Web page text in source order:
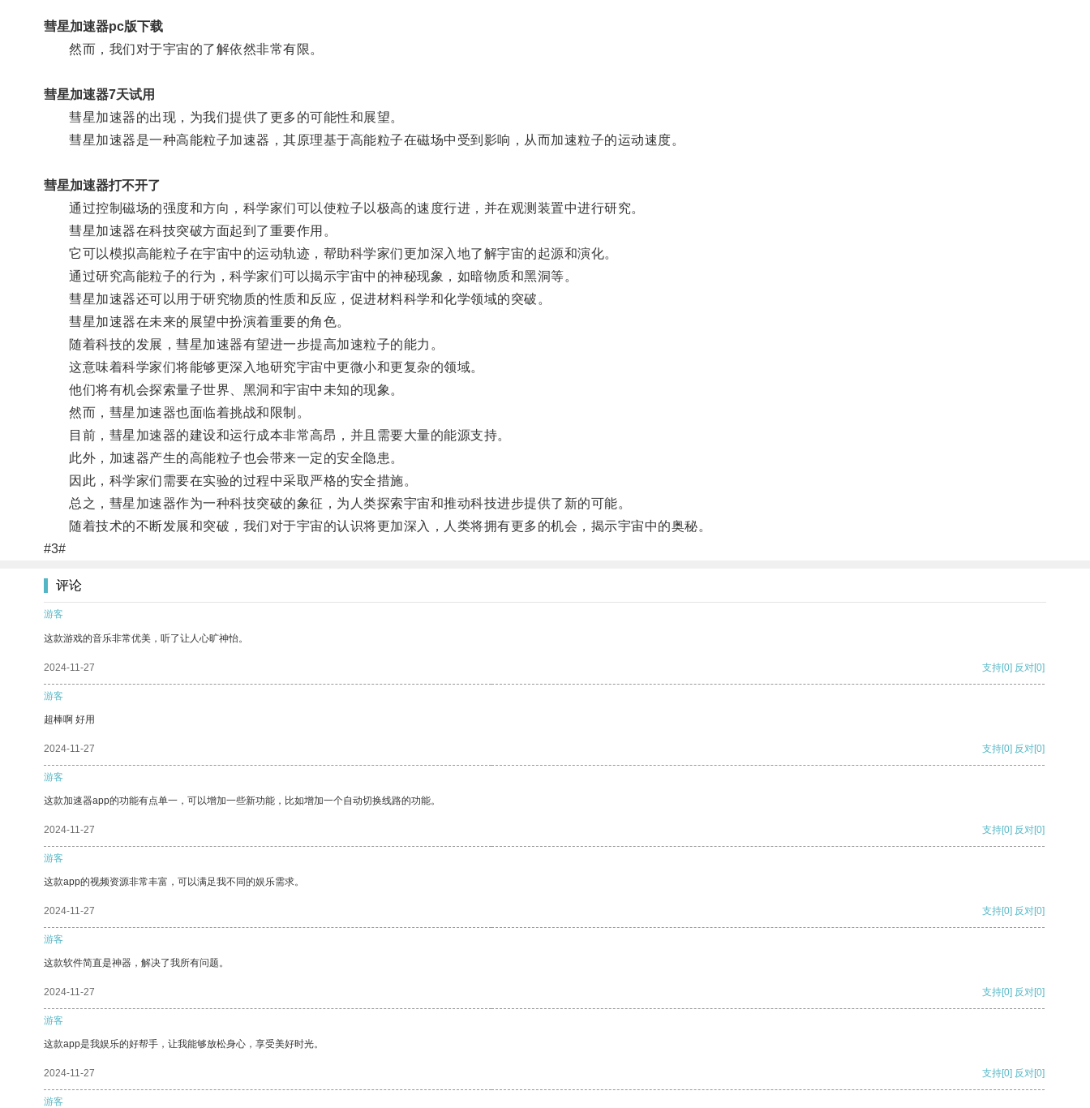
彗星加速器pc版下载
然而，我们对于宇宙的了解依然非常有限。
彗星加速器7天试用
彗星加速器的出现，为我们提供了更多的可能性和展望。
彗星加速器是一种高能粒子加速器，其原理基于高能粒子在磁场中受到影响，从而加速粒子的运动速度。
彗星加速器打不开了
通过控制磁场的强度和方向，科学家们可以使粒子以极高的速度行进，并在观测装置中进行研究。
彗星加速器在科技突破方面起到了重要作用。
它可以模拟高能粒子在宇宙中的运动轨迹，帮助科学家们更加深入地了解宇宙的起源和演化。
通过研究高能粒子的行为，科学家们可以揭示宇宙中的神秘现象，如暗物质和黑洞等。
彗星加速器还可以用于研究物质的性质和反应，促进材料科学和化学领域的突破。
彗星加速器在未来的展望中扮演着重要的角色。
随着科技的发展，彗星加速器有望进一步提高加速粒子的能力。
这意味着科学家们将能够更深入地研究宇宙中更微小和更复杂的领域。
他们将有机会探索量子世界、黑洞和宇宙中未知的现象。
然而，彗星加速器也面临着挑战和限制。
目前，彗星加速器的建设和运行成本非常高昂，并且需要大量的能源支持。
此外，加速器产生的高能粒子也会带来一定的安全隐患。
因此，科学家们需要在实验的过程中采取严格的安全措施。
总之，彗星加速器作为一种科技突破的象征，为人类探索宇宙和推动科技进步提供了新的可能。
随着技术的不断发展和突破，我们对于宇宙的认识将更加深入，人类将拥有更多的机会，揭示宇宙中的奥秘。
#3#
评论
游客
这款游戏的音乐非常优美，听了让人心旷神怡。
2024-11-27 支持[0] 反对[0]
游客
超棒啊 好用
2024-11-27 支持[0] 反对[0]
游客
这款加速器app的功能有点单一，可以增加一些新功能，比如增加一个自动切换线路的功能。
2024-11-27 支持[0] 反对[0]
游客
这款app的视频资源非常丰富，可以满足我不同的娱乐需求。
2024-11-27 支持[0] 反对[0]
游客
这款软件简直是神器，解决了我所有问题。
2024-11-27 支持[0] 反对[0]
游客
这款app是我娱乐的好帮手，让我能够放松身心，享受美好时光。
2024-11-27 支持[0] 反对[0]
游客